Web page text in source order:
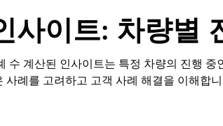
사이트: 차량별
수 계산된 인사이트는 특정 차량의 진행
사례를 고려하고 고객 사례 해결을 이해합